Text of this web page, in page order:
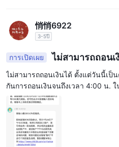
悄悄6922
3-5ปี
การเปิดเผย ไม่สามารถถอนเ
ไม่สามารถถอนเงินได้ ตั้งแต่วันนี้เป็
กันการถอนเงินจนถึงเวลา 4:00 น.